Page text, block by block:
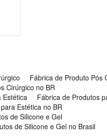
Fábrica de Produto Pós
Cirúrgico no BR
Estética
Fábrica de Produtos
Estética no BR
de Silicone e Gel
de Silicone e Gel no Brasil